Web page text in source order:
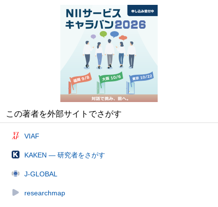
この著者を外部サイトでさがす
VIAF
KAKEN — 研究者をさがす
J-GLOBAL
researchmap